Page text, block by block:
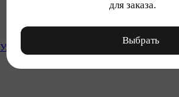
Уход
для заказа.
Выбрать